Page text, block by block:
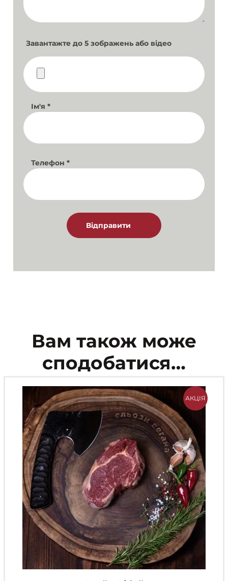
Завантажте до 5 зображень або відео
Ім'я *
Телефон *
Вам також може
сподобатися…
АКЦІЯ